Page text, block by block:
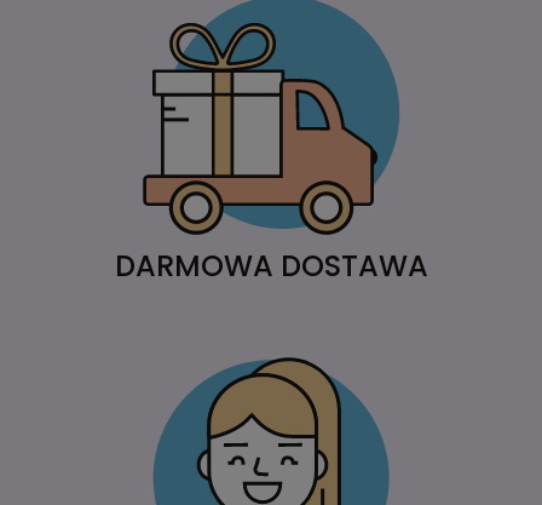
DARMOWA DOSTAWA